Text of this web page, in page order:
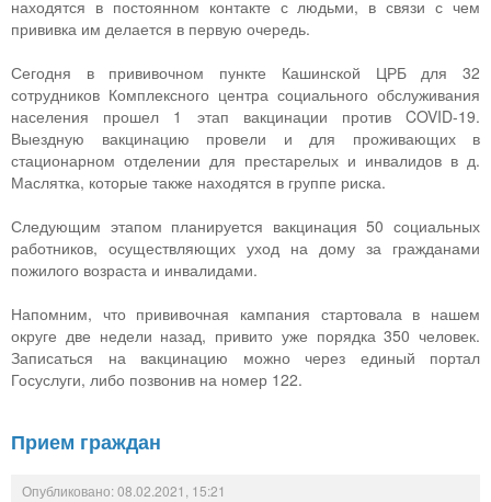
находятся в постоянном контакте с людьми, в связи с чем
прививка им делается в первую очередь.
Сегодня в прививочном пункте Кашинской ЦРБ для 32
сотрудников Комплексного центра социального обслуживания
населения прошел 1 этап вакцинации против COVID-19.
Выездную вакцинацию провели и для проживающих в
стационарном отделении для престарелых и инвалидов в д.
Маслятка, которые также находятся в группе риска.
Следующим этапом планируется вакцинация 50 социальных
работников, осуществляющих уход на дому за гражданами
пожилого возраста и инвалидами.
Напомним, что прививочная кампания стартовала в нашем
округе две недели назад, привито уже порядка 350 человек.
Записаться на вакцинацию можно через единый портал
Госуслуги, либо позвонив на номер 122.
Прием граждан
Опубликовано: 08.02.2021, 15:21